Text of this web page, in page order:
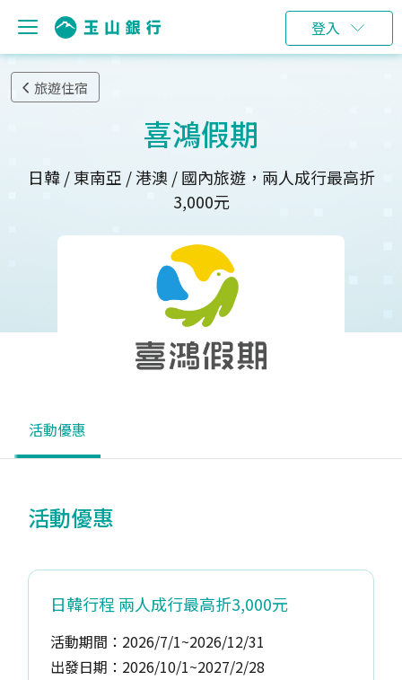
登入
旅遊住宿
喜鴻假期
日韓 / 東南亞 / 港澳 / 國內旅遊，兩人成行最高折
3,000元
活動優惠
活動優惠
日韓行程 兩人成行最高折3,000元
活動期間：2026/7/1~2026/12/31
出發日期：2026/10/1~2027/2/28